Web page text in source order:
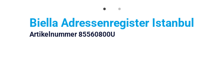
Biella Adressenregister Istanbul
Artikelnummer 85560800U